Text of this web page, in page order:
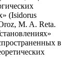
(Isidorus
M. A. Reta.
в